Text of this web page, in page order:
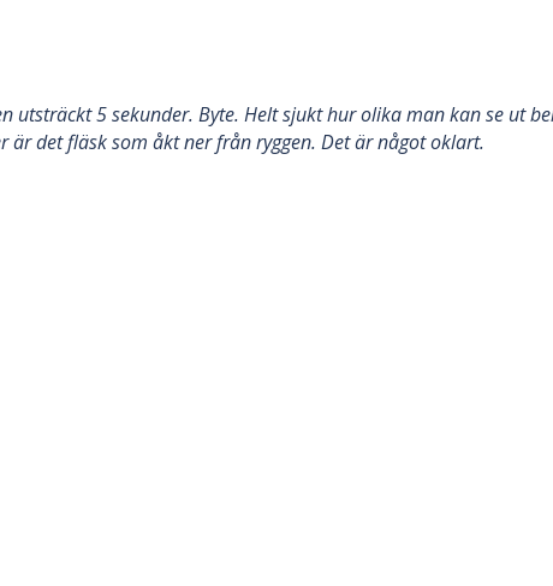
utsträckt 5 sekunder. Byte. Helt sjukt hur olika man kan se ut
är det fläsk som åkt ner från ryggen. Det är något oklart.